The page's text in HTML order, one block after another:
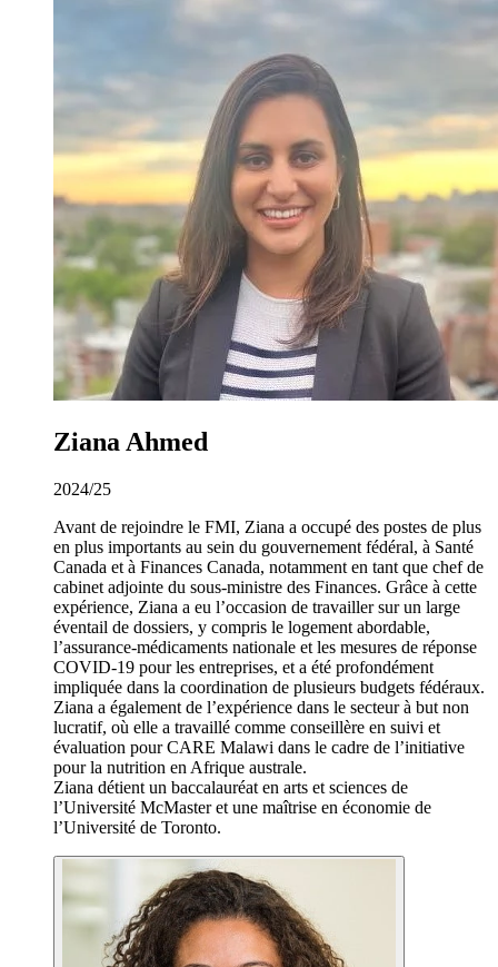
Ziana Ahmed
2024/25
Avant de rejoindre le FMI, Ziana a occupé des postes de plus
en plus importants au sein du gouvernement fédéral, à Santé
Canada et à Finances Canada, notamment en tant que chef de
cabinet adjointe du sous-ministre des Finances. Grâce à cette
expérience, Ziana a eu l’occasion de travailler sur un large
éventail de dossiers, y compris le logement abordable,
l’assurance-médicaments nationale et les mesures de réponse
COVID-19 pour les entreprises, et a été profondément
impliquée dans la coordination de plusieurs budgets fédéraux.
Ziana a également de l’expérience dans le secteur à but non
lucratif, où elle a travaillé comme conseillère en suivi et
évaluation pour CARE Malawi dans le cadre de l’initiative
pour la nutrition en Afrique australe.
Ziana détient un baccalauréat en arts et sciences de
l’Université McMaster et une maîtrise en économie de
l’Université de Toronto.